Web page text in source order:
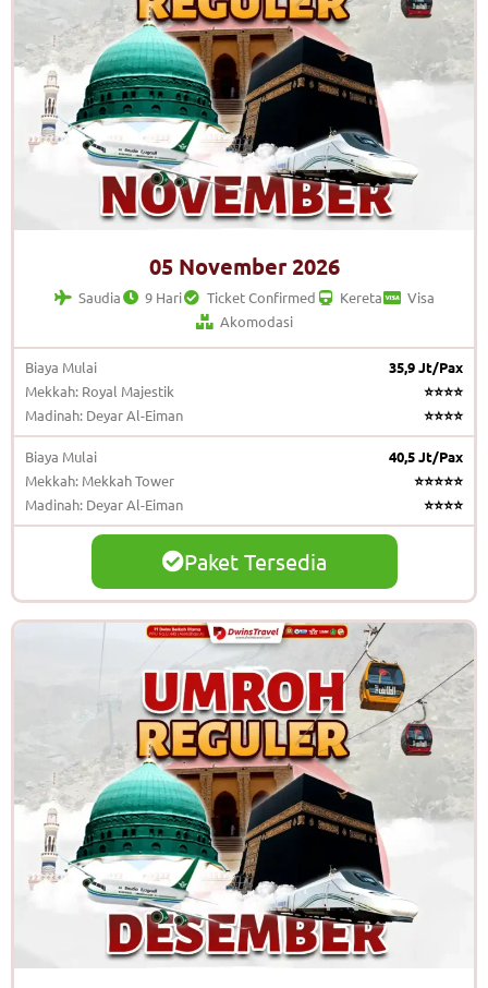
05 November 2026
Saudia 9 Hari Ticket Confirmed Kereta
Visa
Akomodasi
Biaya Mulai
35,9 Jt/Pax
Mekkah: Royal Majestik
⭐⭐⭐⭐
Madinah: Deyar Al-Eiman
⭐⭐⭐⭐
Biaya Mulai
40,5 Jt/Pax
Mekkah: Mekkah Tower
⭐⭐⭐⭐⭐
Madinah: Deyar Al-Eiman
⭐⭐⭐⭐
Paket Tersedia